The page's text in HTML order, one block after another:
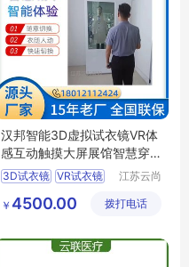
汉邦智能3D虚拟试衣镜VR体
感互动触摸大屏展馆智慧穿
衣镜
3D试衣镜 VR试衣镜
体感试衣镜
江苏云尚
网有限公
￥ 4500.00 拨打电话